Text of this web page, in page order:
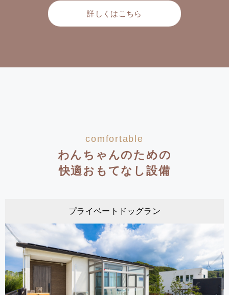
詳しくはこちら
comfortable
わんちゃんのための
快適おもてなし設備
プライベートドッグラン